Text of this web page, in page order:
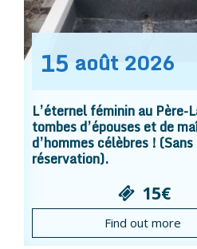
15 août 2026
L’éternel féminin au Père-
tombes d’épouses et de
d’hommes célèbres ! (Sans
réservation).
15€
Find out more